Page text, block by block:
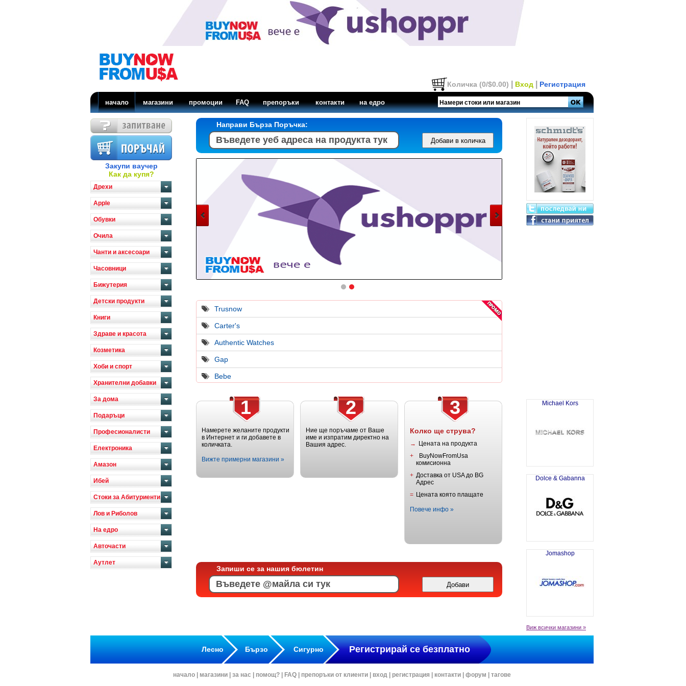
Количка (0/$0.00) Вход Регистрация
начало магазини промоции FAQ препоръки контакти на едро
Закупи ваучер
Как да купя?
Дрехи
Apple
Обувки
Очила
Чанти и аксесоари
Часовници
Бижутерия
Детски продукти
Книги
Здраве и красота
Козметика
Хоби и спорт
Хранителни добавки
За дома
Подаръци
Професионалисти
Електроника
Амазон
Ибей
Стоки за Абитуриенти
Лов и Риболов
На едро
Авточасти
Аутлет
Направи Бърза Поръчка:
Trusnow
Carter's
Authentic Watches
Gap
Bebe
1
Намерете желаните продукти
в Интернет и ги добавете в
количката.
Вижте примерни магазини »
2
Ние ще поръчаме от Ваше
име и изпратим директно на
Вашия адрес.
3
Колко ще струва?
→
Цената на продукта
+
BuyNowFromUsa
комисионна
+ Доставка от USA до BG
Адрес
= Цената която плащате
Повече инфо »
Запиши се за нашия бюлетин
Michael Kors
Dolce & Gabanna
Jomashop
Виж всички магазини »
Лесно Бързо Сигурно Регистрирай се безплатно
начало магазини за нас помощ? FAQ препоръки от клиенти вход регистрация контакти форум тагове